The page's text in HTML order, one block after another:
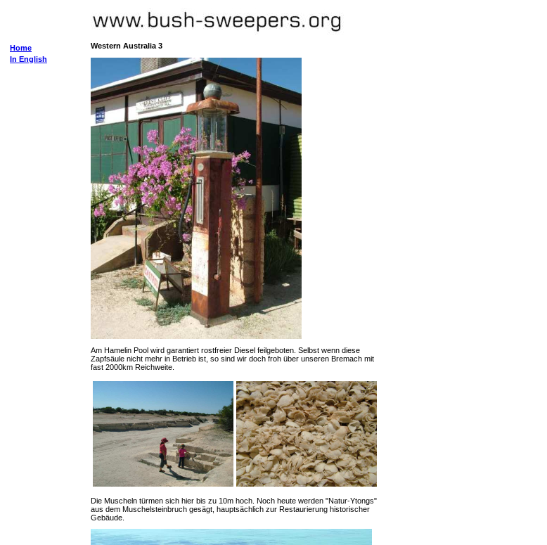
Home
In English
Western Australia 3
Am Hamelin Pool wird garantiert rostfreier Diesel feilgeboten. Selbst wenn diese
Zapfsäule nicht mehr in Betrieb ist, so sind wir doch froh über unseren Bremach mit
fast 2000km Reichweite.
Die Muscheln türmen sich hier bis zu 10m hoch. Noch heute werden "Natur-Ytongs"
aus dem Muschelsteinbruch gesägt, hauptsächlich zur Restaurierung historischer
Gebäude.